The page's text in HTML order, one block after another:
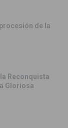
de la
Reconquista
Gloriosa